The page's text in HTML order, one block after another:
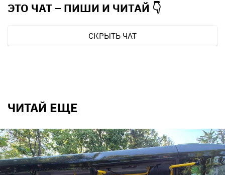
ЭТО ЧАТ – ПИШИ И ЧИТАЙ 👇
СКРЫТЬ ЧАТ
ЧИТАЙ ЕЩЕ